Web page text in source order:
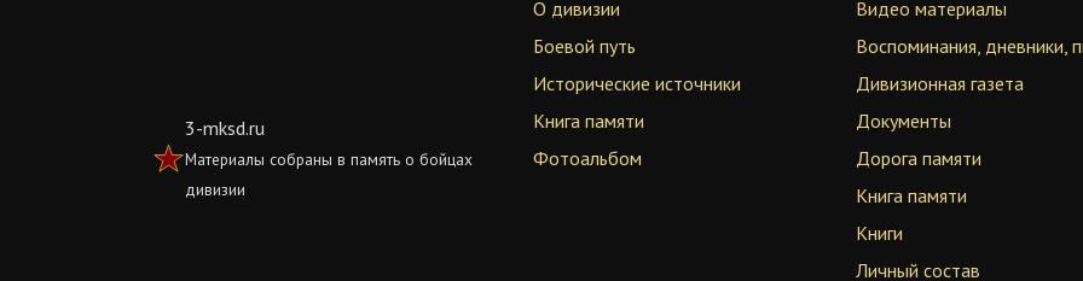
3-mksd.ru
Материалы собраны в память о бойцах
дивизии
О дивизии
Боевой путь
Исторические источники
Книга памяти
Фотоальбом
Видео материалы
Воспоминания, дневники,
Дивизионная газета
Документы
Дорога памяти
Книга памяти
Книги
Личный состав